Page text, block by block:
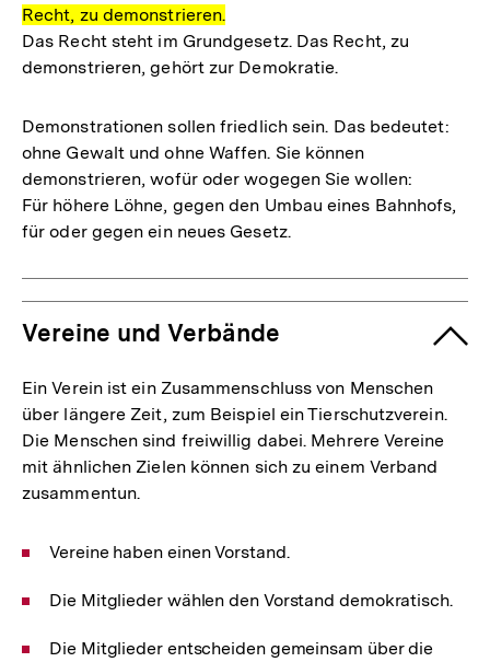
Recht, zu demonstrieren.
Das Recht steht im Grundgesetz. Das Recht, zu
demonstrieren, gehört zur Demokratie.
Demonstrationen sollen friedlich sein. Das bedeutet:
ohne Gewalt und ohne Waffen. Sie können
demonstrieren, wofür oder wogegen Sie wollen:
Für höhere Löhne, gegen den Umbau eines Bahnhofs,
für oder gegen ein neues Gesetz.
Vereine und Verbände
Ein Verein ist ein Zusammenschluss von Menschen
über längere Zeit, zum Beispiel ein Tierschutzverein.
Die Menschen sind freiwillig dabei. Mehrere Vereine
mit ähnlichen Zielen können sich zu einem Verband
zusammentun.
Vereine haben einen Vorstand.
Die Mitglieder wählen den Vorstand demokratisch.
Die Mitglieder entscheiden gemeinsam über die